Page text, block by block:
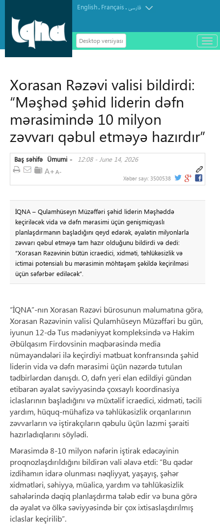
English. Français.فارسی
Desktop versiyası
باز
و
Xorasan Rəzəvi valisi bildirdi:
“Məşhəd şəhid liderin dəfn
mərasimində 10 milyon
zəvvarı qəbul etməyə hazırdır”
Baş səhifə »
Ümumi 12:08 - June 14, 2026
Xəbər sayı: 3500538
İQNA – Qulamhüseyn Müzəffəri şəhid liderin Məşhəddə
keçiriləcək vida və dəfn mərasimi üçün genişmiqyaslı
planlaşdırmanın başladığını qeyd edərək, əyalətin milyonlarla
zəvvarı qəbul etməyə tam hazır olduğunu bildirdi və dedi:
“Xorasan Rəzəvinin bütün icraedici, xidməti, təhlükəsizlik və
ictimai potensialı bu mərasimin möhtəşəm şəkildə keçirilməsi
üçün səfərbər ediləcək”.
“İQNA”-nın Xorasan Rəzəvi bürosunun məlumatına görə,
Xorasan Rəzəvinin valisi Qulamhüseyn Müzəffəri bu gün,
iyunun 12-də Tus mədəniyyət kompleksində və Hakim
Əbülqasım Firdovsinin məqbərəsində media
nümayəndələri ilə keçirdiyi mətbuat konfransında şəhid
liderin vida və dəfn mərasimi üçün nəzərdə tutulan
tədbirlərdən danışdı. O, dəfn yeri elan edildiyi gündən
etibarən əyalət səviyyəsində çoxsaylı koordinasiya
iclaslarının başladığını və müxtəlif icraedici, xidməti, təcili
yardım, hüquq-mühafizə və təhlükəsizlik orqanlarının
zəvvarların və iştirakçıların qəbulu üçün lazımi şəraiti
hazırladıqlarını söylədi.
Mərasimdə 8-10 milyon nəfərin iştirak edəcəyinin
proqnozlaşdırıldığını bildirən vali əlavə etdi: “Bu qədər
izdihamın idarə olunması nəqliyyat, yaşayış, şəhər
xidmətləri, səhiyyə, müalicə, yardım və təhlükəsizlik
sahələrində dəqiq planlaşdırma tələb edir və buna görə
də əyalət və ölkə səviyyəsində bir çox ixtisaslaşdırılmış
iclaslar keçirilib”.